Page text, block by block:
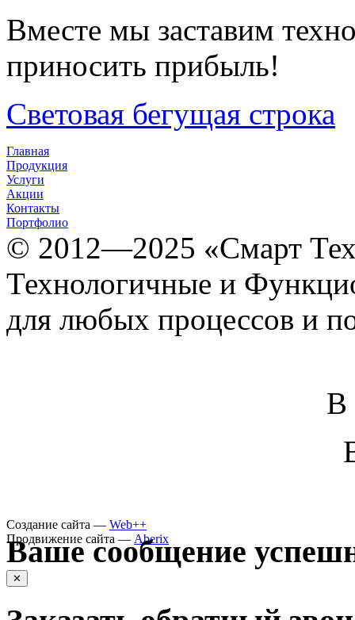
Вместе мы заставим
приносить прибыль!
Световая бегущая строка
Главная
Продукция
Услуги
Акции
Контакты
Портфолио
© 2012­­­—2025 «Смарт
Технологичные и
для любых процессов и
В
Создание сайта — Web++
Продвижение сайта — Aberix
Ваше сообщение
✕